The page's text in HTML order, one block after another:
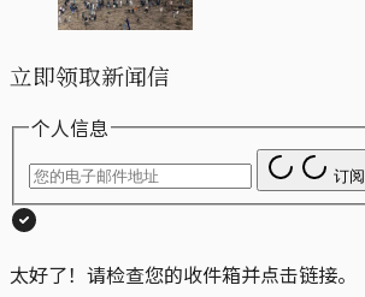
立即领取新闻信
个人信息
订阅
太好了！请检查您的收件箱并点击链接。